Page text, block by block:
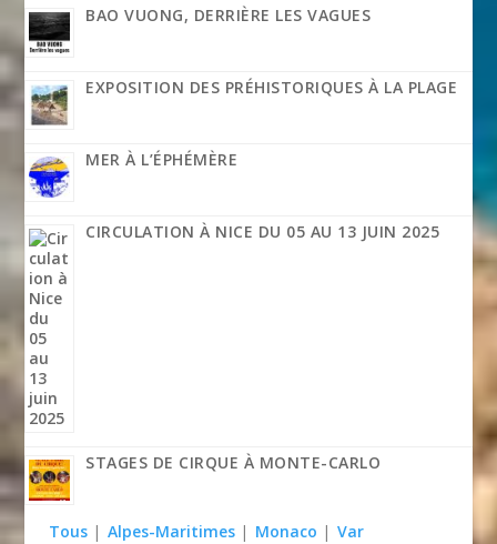
BAO VUONG, DERRIÈRE LES VAGUES
EXPOSITION DES PRÉHISTORIQUES À LA PLAGE
MER À L’ÉPHÉMÈRE
CIRCULATION À NICE DU 05 AU 13 JUIN 2025
STAGES DE CIRQUE À MONTE-CARLO
Tous | Alpes-Maritimes | Monaco | Var